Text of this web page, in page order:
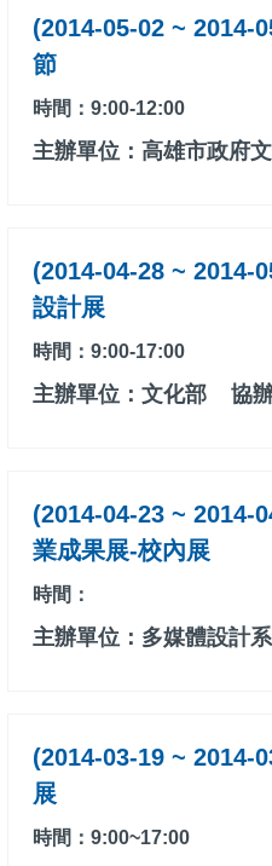
(2014-05-02 ~ 2014-
節
時間：9:00-12:00
主辦單位：高雄市政府
(2014-04-28 ~ 2014-
設計展
時間：9:00-17:00
主辦單位：文化部 協
(2014-04-23 ~ 2014-
業成果展-校內展
時間：
主辦單位：多媒體設計系
(2014-03-19 ~ 2014-
展
時間：9:00~17:00